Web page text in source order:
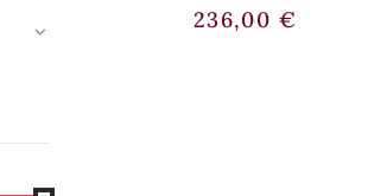
236,00 €